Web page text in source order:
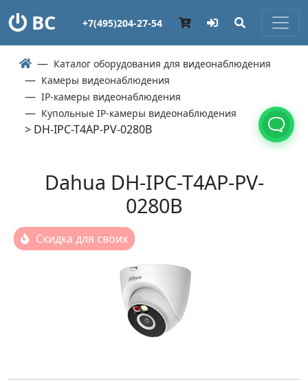
ВС +7(495)204-27-54
Каталог оборудования для видеонаблюдения
Камеры видеонаблюдения
IP-камеры видеонаблюдения
Купольные IP-камеры видеонаблюдения
> DH-IPC-T4AP-PV-0280B
Dahua DH-IPC-T4AP-PV-
0280B
Скидка для своих